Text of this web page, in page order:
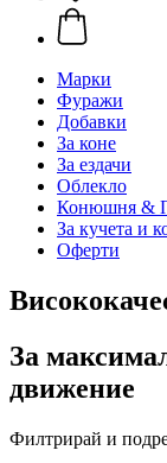
Марки
Фуражи
Добавки
За коне
За ездачи
Облекло
Конюшня &
За кучета и
Оферти
За
движение
Филтрирай и